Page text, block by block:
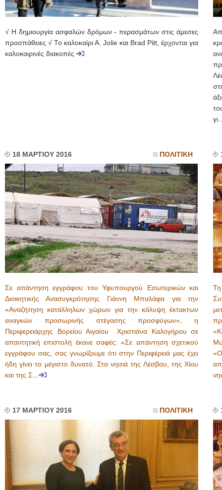
√ Η δημιουργία ασφαλών δρόμων - περασμάτων στις άμεσες
προσπάθειες √ Το καλοκαίρι Α. Jolie και Brad Pitt, έρχονται για
καλοκαιρινές διακοπές
18 ΜΑΡΤΙΟΥ 2016 ΠΟΛΙΤΙΚΗ
Σε απάντηση εγγράφου του Υφυπουργού Εσωτερικών και
Διοικητικής Ανασυγκρότησης Γιάννη Μπαλάφα για την
«Αναζήτηση κατάλληλων χώρων για την κάλυψη έκτακτων
αναγκών προσωρινής στέγασης προσφύγων», η
Περιφερειάρχης Βορείου Αιγαίου Χριστιάνα Καλογήρου σε
απαντητική επιστολή έκανε σαφές: «Σε απάντηση σχετικού
εγγράφου σας, σας γνωρίζουμε ότι στην Περιφέρειά μας έχει
ήδη γίνει το μέγιστο δυνατό. Στα νησιά της Λέσβου, της Χίου
και της Σ...
Τη
17 ΜΑΡΤΙΟΥ 2016 ΠΟΛΙΤΙΚΗ